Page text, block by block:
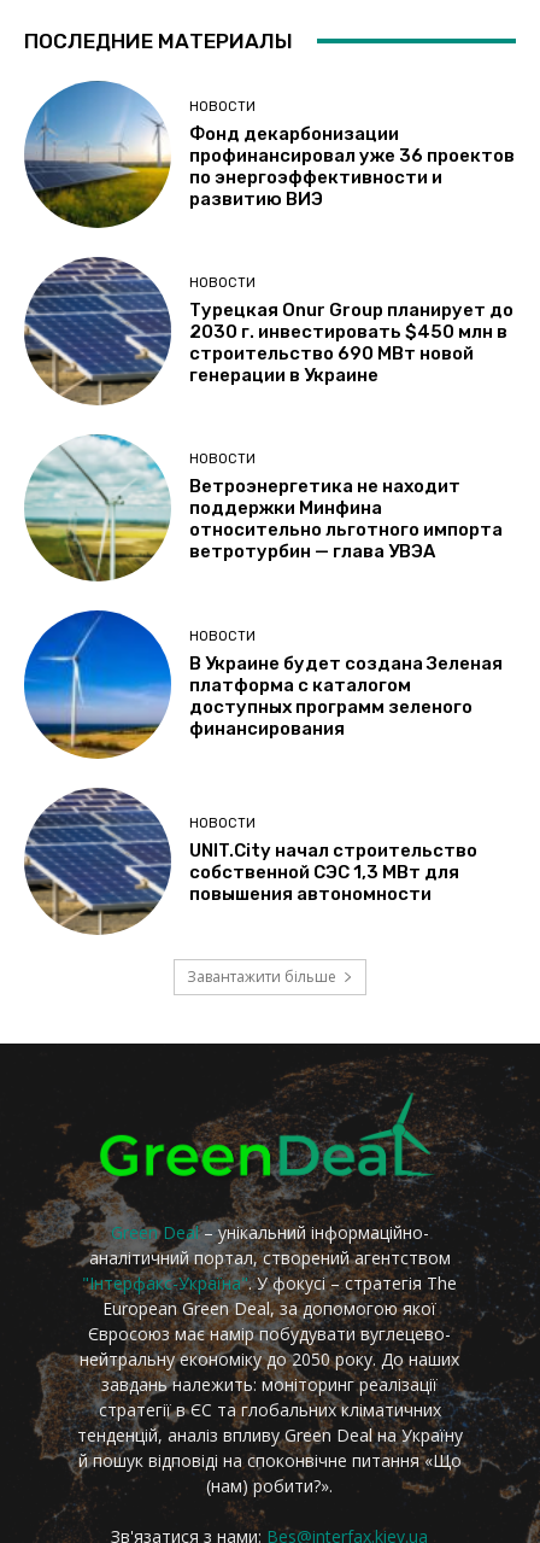
Green Deal– унікальний інформаційно-
аналітичний портал, створений агентством
"Інтерфакс-Україна". У фокусі – стратегія The
European Green Deal, за допомогою якої
Євросоюз має намір побудувати вуглецево-
нейтральну економіку до 2050 року. До наших
завдань належить: моніторинг реалізації
стратегії в ЄС та глобальних кліматичних
тенденцій, аналіз впливу Green Deal на Україну
й пошук відповіді на споконвічне питання «Що
(нам) робити?».
Зв'язатися з нами: Bes@interfax.kiev.ua